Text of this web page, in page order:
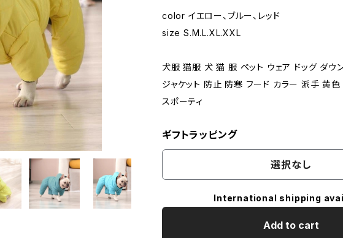
color イエロー、ブルー、レッド
size S.M.L.XL.XXL
犬服 猫服 犬 猫 服 ペット ウェア ドッグ ダウ
ジャケット 防止 防寒 フード カラー 派手 黄
スポーティ
ギフトラッピング
選択なし
International shipping
Add to cart